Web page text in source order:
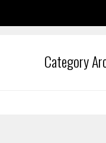
Category